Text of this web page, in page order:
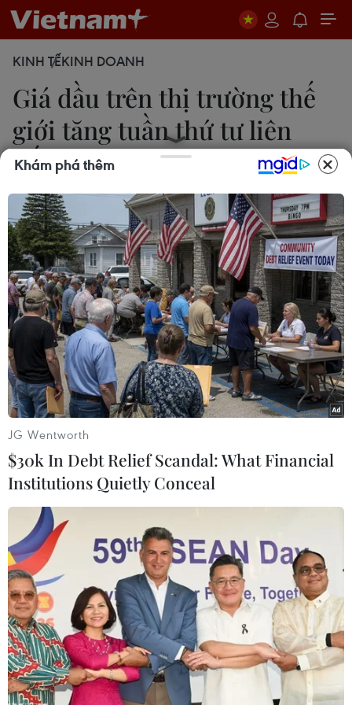
KINH TẾKINH DOANH
Giá dầu trên thị trường thế
giới tăng tuần thứ tư liên
tiếp
Lê Minh
19/06/2021 05:10
Thị trường dầu đang nỗ lực thích ứng với khả năng
Fed sẽ sớm tăng lãi suất, nhưng trong ngắn hạn,
điều đó không làm thay đổi thực tế là dự trữ dầu
mỏ sẽ bị thắt chặt đáng kể trong những tuần tới.
Bể chứa dầu tại Cushing, Oklahoma, Mỹ. (Nguồn: AFP/TTXVN)
Giá dầu thế giới đảo ngược đà giảm trong phiên
trước, phục hồi trong phiên 18/6, khép lại tuần
qua tiếp tục tăng tuần thứ tư liên tiếp.
Giá dầu ngọt nhẹ Mỹ (WTI) giao tháng Bảy tăng
60 xu Mỹ, hay 0,8%, chốt phiên cuối tuần ở
Khám phá thêm
JG Wentworth
$30k In Debt Relief Scandal: What Financial
Institutions Quietly Conceal